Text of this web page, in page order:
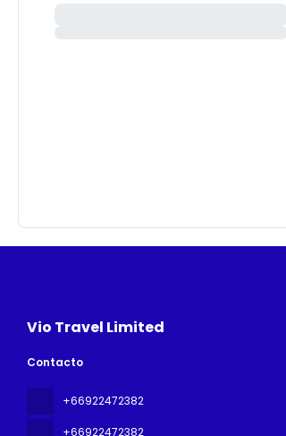
Vio Travel Limited
Contacto
+66922472382
+66922472382